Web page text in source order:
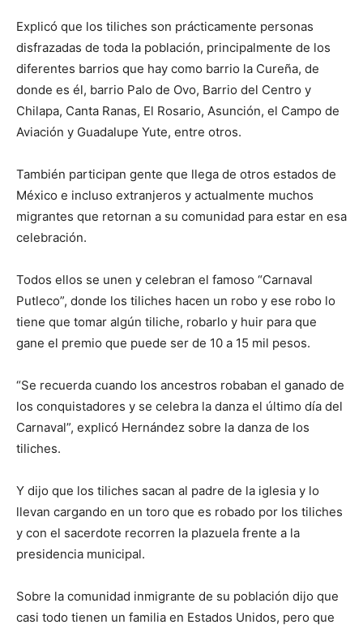
Explicó que los tiliches son prácticamente personas
disfrazadas de toda la población, principalmente de los
diferentes barrios que hay como barrio la Cureña, de
donde es él, barrio Palo de Ovo, Barrio del Centro y
Chilapa, Canta Ranas, El Rosario, Asunción, el Campo de
Aviación y Guadalupe Yute, entre otros.
También participan gente que llega de otros estados de
México e incluso extranjeros y actualmente muchos
migrantes que retornan a su comunidad para estar en esa
celebración.
Todos ellos se unen y celebran el famoso “Carnaval
Putleco”, donde los tiliches hacen un robo y ese robo lo
tiene que tomar algún tiliche, robarlo y huir para que
gane el premio que puede ser de 10 a 15 mil pesos.
“Se recuerda cuando los ancestros robaban el ganado de
los conquistadores y se celebra la danza el último día del
Carnaval”, explicó Hernández sobre la danza de los
tiliches.
Y dijo que los tiliches sacan al padre de la iglesia y lo
llevan cargando en un toro que es robado por los tiliches
y con el sacerdote recorren la plazuela frente a la
presidencia municipal.
Sobre la comunidad inmigrante de su población dijo que
casi todo tienen un familia en Estados Unidos, pero que